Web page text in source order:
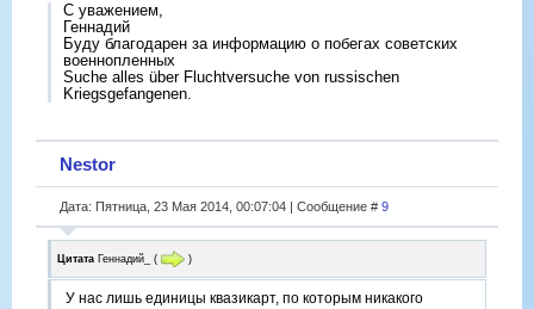
С уважением,
Геннадий
Буду благодарен за информацию о побегах советских
военнопленных
Suche alles über Fluchtversuche von russischen
Kriegsgefangenen.
Nestor
Дата: Пятница, 23 Мая 2014, 00:07:04 | Сообщение # 9
Цитата Геннадий_ ( )
У нас лишь единицы квазикарт, по которым никакого